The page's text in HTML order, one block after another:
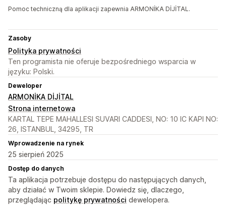
Pomoc techniczną dla aplikacji zapewnia ARMONİKA DİJİTAL.
Zasoby
Polityka prywatności
Ten programista nie oferuje bezpośredniego wsparcia w
języku: Polski.
Deweloper
ARMONİKA DİJİTAL
Strona internetowa
KARTAL TEPE MAHALLESI SUVARI CADDESI, NO: 10 IC KAPI NO:
26, ISTANBUL, 34295, TR
Wprowadzenie na rynek
25 sierpień 2025
Dostęp do danych
Ta aplikacja potrzebuje dostępu do następujących danych,
aby działać w Twoim sklepie. Dowiedz się, dlaczego,
przeglądając politykę prywatności dewelopera.